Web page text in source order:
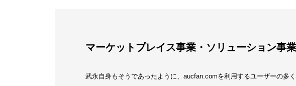
マーケットプレイス事業・ソリューション事
武永自身もそうであったように、aucfan.comを利用するユーザーの多